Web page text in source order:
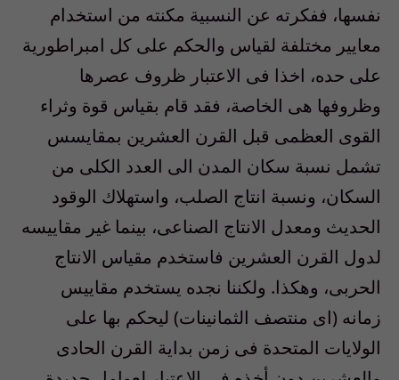
نفسها، ففكرته عن النسبية مكنته من استخدام
معايير مختلفة لقياس والحكم على كل امبراطورية
على حده، اخذا فى الاعتبار ظروف عصرها
وظروفها هى الخاصة، فقد قام بقياس قوة وثراء
القوى العظمى قبل القرن العشرين بمقايسس
تشمل نسبة سكان المدن الى العدد الكلى من
السكان، ونسبة انتاج الصلب، واستهلاك الوقود
الحديث ومعدل الانتاج الصناعى، بينما غير مقاييسه
لدول القرن العشرين فاستخدم مقياس الانتاج
الحربى، وهكذا. ولكننا نجده يستخدم مقاييس
زمانه (اى منتصف الثمانينات) ليحكم بها على
الولايات المتحدة فى زمن بداية القرن الحادى